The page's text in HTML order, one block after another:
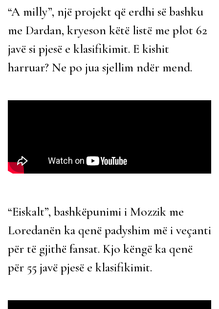
“A milly”, një projekt që erdhi së bashku
me Dardan, kryeson këtë listë me plot 62
javë si pjesë e klasifikimit. E kishit
harruar? Ne po jua sjellim ndër mend.
“Eiskalt”, bashkëpunimi i Mozzik me
Loredanën ka qenë padyshim më i veçanti
për të gjithë fansat. Kjo këngë ka qenë
për 55 javë pjesë e klasifikimit.